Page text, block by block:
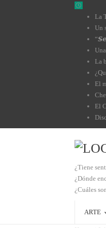
La
Un
La
El
El
¿Tiene
¿Dónde
¿Cuáles
ARTE